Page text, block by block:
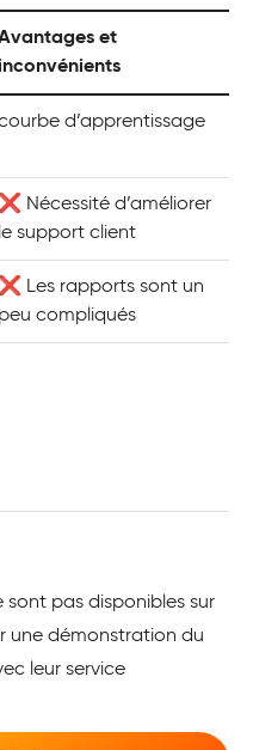
et
d’apprentissage
❌ Nécessité d’améliorer
le support client
❌ Les rapports sont un
peu compliqués
sont pas disponibles sur
une démonstration du
leur service